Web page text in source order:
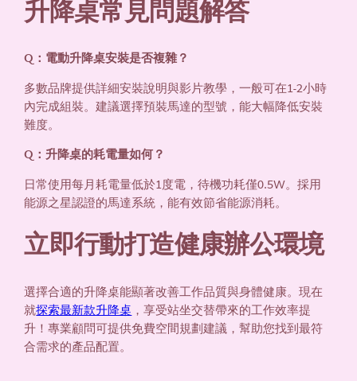
升降桌常見問題解答
Q：電動升降桌安裝是否複雜？
多數品牌提供詳細安裝說明與影片教學，一般可在1-2小時
內完成組裝。建議選擇預裝馬達的型號，能大幅降低安裝
難度。
Q：升降桌的耗電量如何？
日常使用每月耗電量低於1度電，待機功耗僅0.5W。採用
能源之星認證的馬達系統，能有效節省能源消耗。
立即行動打造健康辦公環境
選擇合適的升降桌能顯著改善工作品質與身體健康。現在
就探索最新款升降桌，享受站坐交替帶來的工作效率提
升！專業顧問可提供免費空間規劃建議，幫助您找到最符
合需求的產品配置。